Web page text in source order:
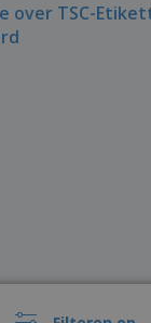
over TSC-